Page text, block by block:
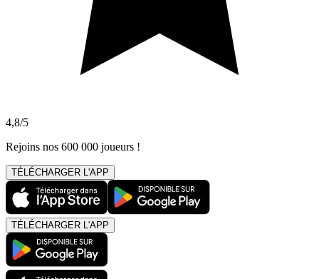
4,8/5
Rejoins nos 600 000 joueurs !
TÉLÉCHARGER L'APP
TÉLÉCHARGER L'APP